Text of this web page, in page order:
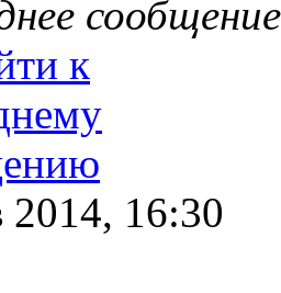
сообщение
2014, 16:30